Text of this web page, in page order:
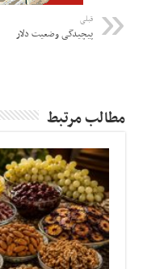
قبلی
پیچیدگی وضعیت دلار
مطالب مرتبط